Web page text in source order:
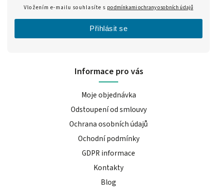
Informace pro vás
Moje objednávka
Odstoupení od smlouvy
Ochrana osobních údajů
Ochodní podmínky
GDPR informace
Kontakty
Blog
Vložením e-mailu souhlasíte s podmínkami ochrany osobních údajů
Přihlásit se